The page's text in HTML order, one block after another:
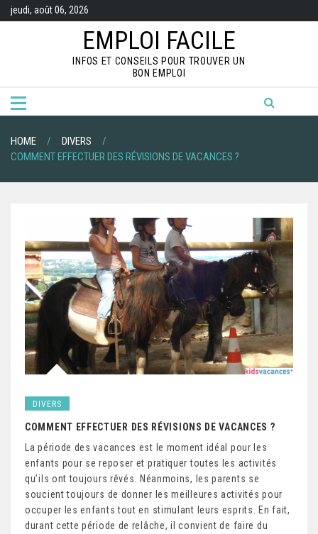
t
jeudi, août 06, 2026
EMPLOI FACILE
INFOS ET CONSEILS POUR TROUVER UN
BON EMPLOI
HOME
DIVERS
COMMENT EFFECTUER DES RÉVISIONS DE VACANCES ?
DIVERS
COMMENT EFFECTUER DES RÉVISIONS DE VACANCES ?
La période des vacances est le moment idéal pour les
enfants pour se reposer et pratiquer toutes les activités
qu’ils ont toujours rêvés. Néanmoins, les parents se
soucient toujours de donner les meilleures activités pour
occuper les enfants tout en stimulant leurs esprits. En fait,
durant cette période de relâche, il convient de faire du